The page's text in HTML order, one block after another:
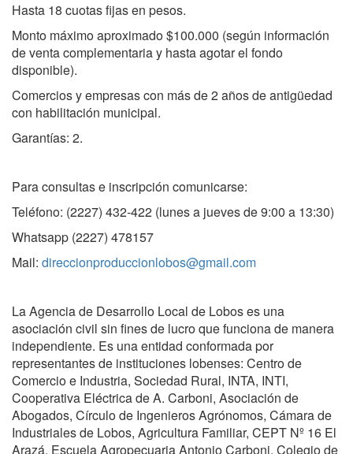
Hasta 18 cuotas fijas en pesos.
Monto máximo aproximado $100.000 (según información
de venta complementaria y hasta agotar el fondo
disponible).
Comercios y empresas con más de 2 años de antigüedad
con habilitación municipal.
Garantías: 2.
Para consultas e inscripción comunicarse:
Teléfono: (2227) 432-422 (lunes a jueves de 9:00 a 13:30)
Whatsapp (2227) 478157
Mail: direccionproduccionlobos@gmail.com
La Agencia de Desarrollo Local de Lobos es una
asociación civil sin fines de lucro que funciona de manera
independiente. Es una entidad conformada por
representantes de instituciones lobenses: Centro de
Comercio e Industria, Sociedad Rural, INTA, INTI,
Cooperativa Eléctrica de A. Carboni, Asociación de
Abogados, Círculo de Ingenieros Agrónomos, Cámara de
Industriales de Lobos, Agricultura Familiar, CEPT Nº 16 El
Arazá, Escuela Agropecuaria Antonio Carboni, Colegio de